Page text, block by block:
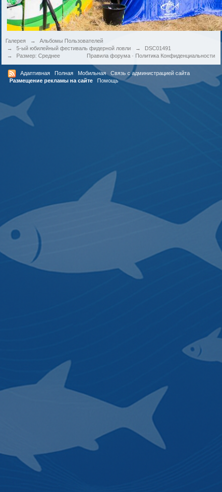
Галерея →
Альбомы Пользователей
→
5-ый юбилейный фестиваль фидерной ловли →
DSC01491
→
Размер: Среднее Политика Конфиденциальности
Правила форума·
Адаптивная Полная Мобильная
Связь с администрацией сайта
Размещение рекламы на сайте
Помощь